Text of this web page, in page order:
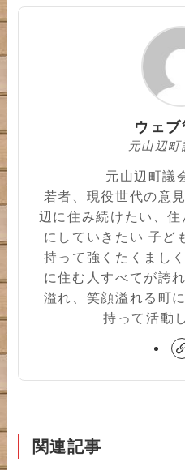
ウェ
元山辺
元山辺町議
若者、現役世代の意
辺に住み続けたい、
にしていきたい 子ど
持って強くたくまし
に住む人すべてが誇
溢れ、笑顔溢れる町
持って活動
関連記事